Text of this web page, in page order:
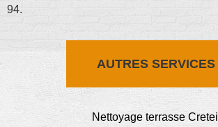
94.
AUTRES SERVICES
Nettoyage terrasse Creteil